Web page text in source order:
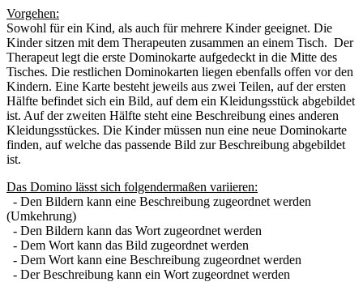
Vorgehen:
Sowohl für ein Kind, als auch für mehrere Kinder geeignet. Die
Kinder sitzen mit dem Therapeuten zusammen an einem Tisch. Der
Therapeut legt die erste Dominokarte aufgedeckt in die Mitte des
Tisches. Die restlichen Dominokarten liegen ebenfalls offen vor den
Kindern. Eine Karte besteht jeweils aus zwei Teilen, auf der ersten
Hälfte befindet sich ein Bild, auf dem ein Kleidungsstück abgebildet
ist. Auf der zweiten Hälfte steht eine Beschreibung eines anderen
Kleidungsstückes. Die Kinder müssen nun eine neue Dominokarte
finden, auf welche das passende Bild zur Beschreibung abgebildet
ist.
Das Domino lässt sich folgendermaßen variieren:
- Den Bildern kann eine Beschreibung zugeordnet werden
(Umkehrung)
- Den Bildern kann das Wort zugeordnet werden
- Dem Wort kann das Bild zugeordnet werden
- Dem Wort kann eine Beschreibung zugeordnet werden
- Der Beschreibung kann ein Wort zugeordnet werden